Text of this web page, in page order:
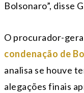
Bolsonaro”, disse
O procurador-
condenação de
analisa se houve
alegações finais